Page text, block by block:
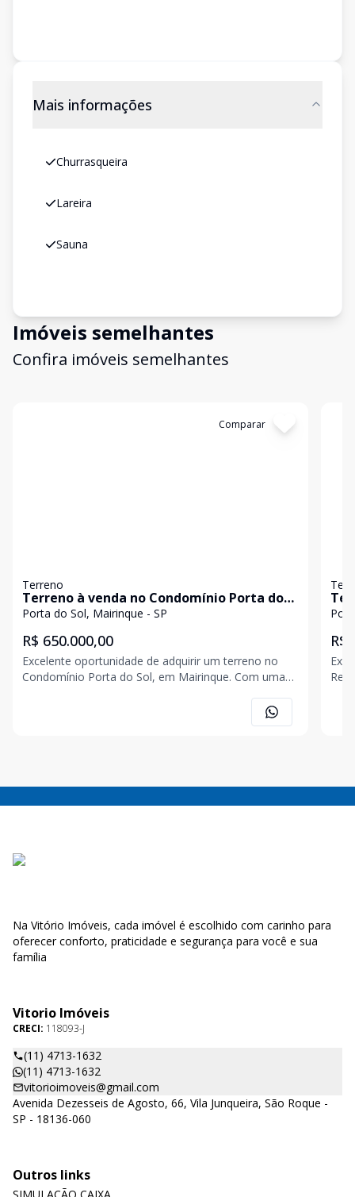
Mais informações
Churrasqueira
Lareira
Sauna
Imóveis semelhantes
Confira imóveis semelhantes
Comparar
Terreno
Terreno à venda no Condomínio Porta do
Sol
Porta do Sol, Mairinque - SP
R$ 650.000,00
Excelente oportunidade de adquirir um terreno no
Condomínio Porta do Sol, em Mairinque. Com uma
aproveitamento, localização privilegiada, ao lado do
clube, é perfeito para você construir a casa dos seus
Sol
R$
Na Vitório Imóveis, cada imóvel é escolhido com carinho para
oferecer conforto, praticidade e segurança para você e sua
família
Vitorio Imóveis
CRECI: 118093-J
(11) 4713-1632
(11) 4713-1632
vitorioimoveis@gmail.com
Avenida Dezesseis de Agosto, 66, Vila Junqueira, São Roque -
SP - 18136-060
Outros links